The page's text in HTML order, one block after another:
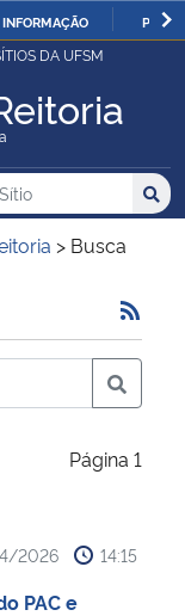
DA UFSM
no Sítio
> Busca
Página 1
2026 14:15
PAC e